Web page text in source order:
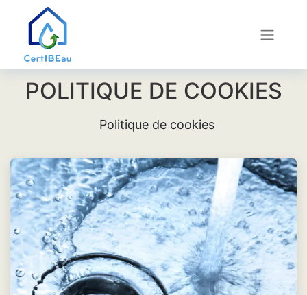
POLITIQUE DE COOKIES
Politique de cookies